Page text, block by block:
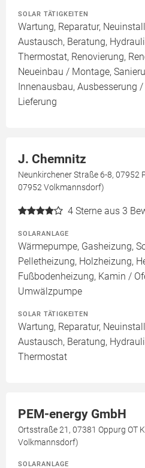
SOLAR TÄTIGKEITEN
Wartung, Reparatur,
Austausch, Beratung,
Thermostat, Renovierung,
Neueinbau / Montage,
Innenausbau, Ausbesserung /
Lieferung
J. Chemnitz
Neunkirchener Straße 6-8, 07952
07952 Volkmannsdorf)
4 Sterne aus 3
SOLARANLAGE
Wärmepumpe, Gasheizung,
Pelletheizung, Holzheizung,
Fußbodenheizung, Kamin /
Umwälzpumpe
SOLAR TÄTIGKEITEN
Wartung, Reparatur,
Austausch, Beratung,
Thermostat
PEM-energy GmbH
Ortsstraße 21, 07381 Oppurg OT
Volkmannsdorf)
SOLARANLAGE